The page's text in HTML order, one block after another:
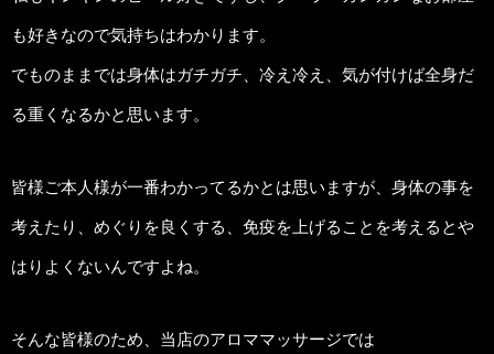
も好きなので気持ちはわかります。
でものままでは身体はガチガチ、冷え冷え、気が付けば全身だ
る重くなるかと思います。
皆様ご本人様が一番わかってるかとは思いますが、身体の事を
考えたり、めぐりを良くする、免疫を上げることを考えるとや
はりよくないんですよね。
そんな皆様のため、当店のアロママッサージでは